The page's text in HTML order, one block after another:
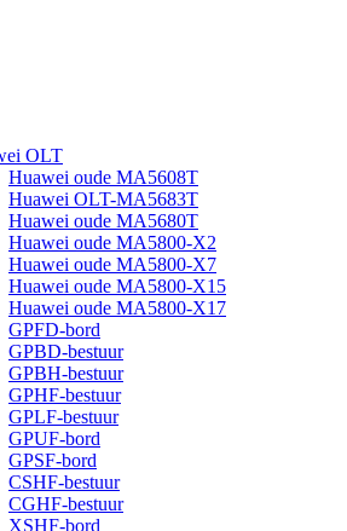
OLT
Huawei oude MA5608T
Huawei OLT-MA5683T
Huawei oude MA5680T
Huawei oude MA5800-X2
Huawei oude MA5800-X7
Huawei oude MA5800-X15
Huawei oude MA5800-X17
GPFD-bord
GPBD-bestuur
GPBH-bestuur
GPHF-bestuur
GPLF-bestuur
GPUF-bord
GPSF-bord
CSHF-bestuur
CGHF-bestuur
XSHF-bord